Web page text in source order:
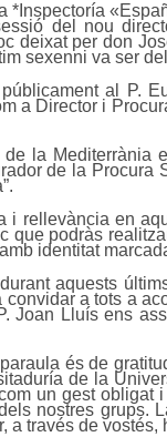
del nou
deixat per don
sexenni va ser
al P.
a Director i
la Mediterrània
de la
rellevància en
podràs
identitat
aquests
a tots a
Lluís ens
és de
de la
un gest obligat
nostres grups.
través de vostés,